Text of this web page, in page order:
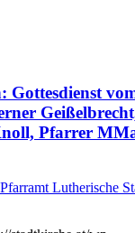
Gottesdienst
Pfarrer
Pfarramt Lutherische